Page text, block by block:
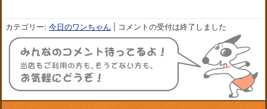
カテゴリー:今日のワンちゃん コメントの受付は終了しました